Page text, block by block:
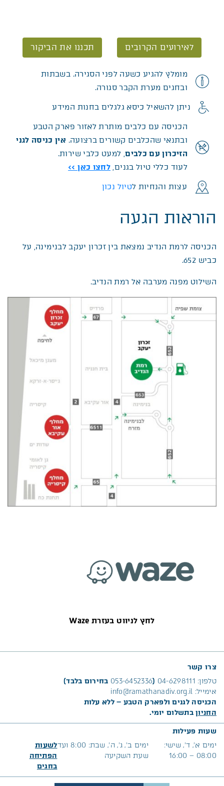
לאירועים הקרובים תכננו את הביקור
מומלץ להגיע כשעה לפני הסגירה. בשבתות
ובחגים מערת הקבר סגורה.
ניתן להשאיל כיסא גלגלים בחנות המידע
הכניסה עם כלבים מותרת לאזור פארק הטבע
ובתנאי שהכלבים קשורים ברצועה. אין כניסה לגני
הזיכרון עם כלבים, למעט כלבי שירות.
לעוד כללי טיול בגנים, לחצו כאן >>
עצות והנחיות לטיול נכון
הוראות הגעה
הכניסה לרמת הנדיב נמצאת בין זכרון יעקב לבנימינה, על
כביש 652.
השילוט מפנה מערבה אל רמת הנדיב.
לחץ לניווט בעזרת Waze
צרו קשר
טלפון: 04-6298111
(
053-6452336 בחירום בלבד)
אימייל: info@ramathanadiv.org.il
הכניסה לגנים ולפארק הטבע – ללא עלות
החניוןבתשלום יומי.
שעות פעילות
ימים א׳, ד’, שישי:
08:00 – 16:00
ימים ב’, ג’, ה’, שבת: 8:00 ועד
שעת השקיעה
לשעות
הפתיחה
בחגים